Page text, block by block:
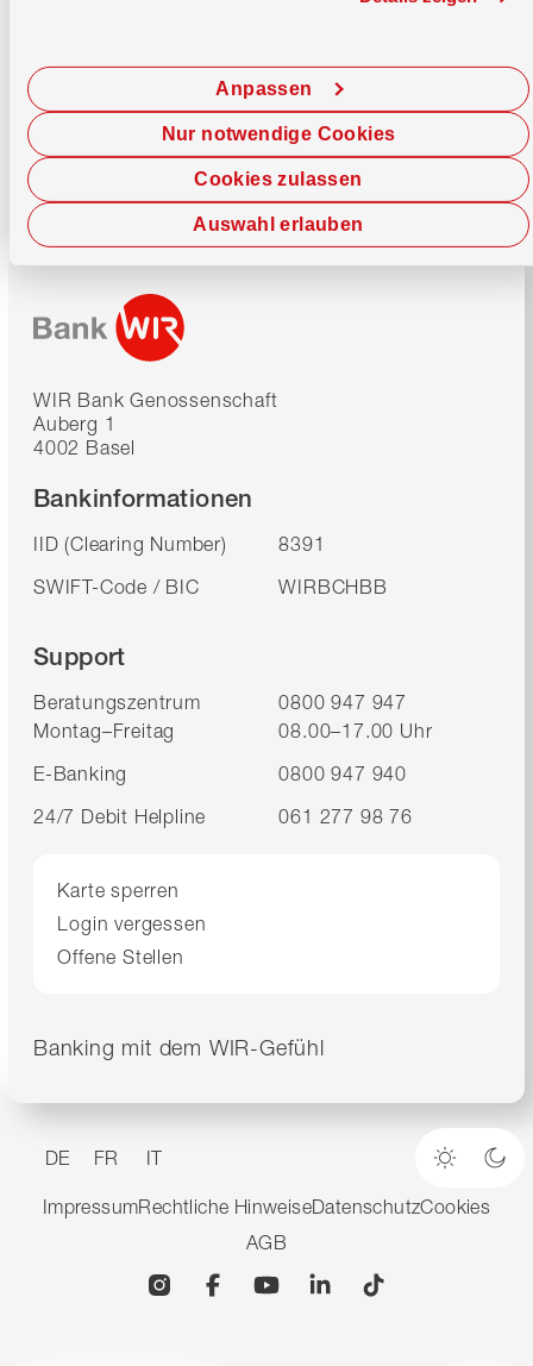
Cookies zulassen
Anpassen
Auswahl erlauben
Nur notwendige Cookies
Jetzt chatten
WIR Bank Genossenschaft
Auberg 1
4002 Basel
Bankinformationen
IID (Clearing Number)
8391
SWIFT-Code / BIC
WIRBCHBB
Support
Beratungszentrum
0800 947 947
Montag–Freitag
08.00–17.00 Uhr
E-Banking
0800 947 940
24/7 Debit Helpline
061 277 98 76
Karte sperren
Login vergessen
Offene Stellen
Banking mit dem WIR-Gefühl
DE FR IT
Heller
ImpressumRechtliche HinweiseDatenschutzCookies
AGB
InstagramFacebookYouTubeLinkedin